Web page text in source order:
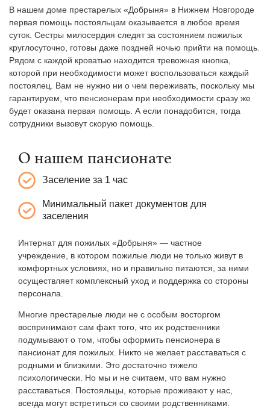
В нашем доме престарелых «Добрыня» в Нижнем Новгороде
первая помощь постояльцам оказывается в любое время
суток. Сестры милосердия следят за состоянием пожилых
круглосуточно, готовы даже поздней ночью прийти на помощь.
Рядом с каждой кроватью находится тревожная кнопка,
которой при необходимости может воспользоваться каждый
постоялец. Вам не нужно ни о чем переживать, поскольку мы
гарантируем, что пенсионерам при необходимости сразу же
будет оказана первая помощь. А если понадобится, тогда
сотрудники вызовут скорую помощь.
О нашем пансионате
Заселение за 1 час
Минимальный пакет документов для
заселения
Интернат для пожилых «Добрыня» — частное
учреждение, в котором пожилые люди не только живут в
комфортных условиях, но и правильно питаются, за ними
осуществляет комплексный уход и поддержка со стороны
персонала.
Многие престарелые люди не с особым восторгом
воспринимают сам факт того, что их родственники
подумывают о том, чтобы оформить пенсионера в
пансионат для пожилых. Никто не желает расставаться с
родными и близкими. Это достаточно тяжело
психологически. Но мы и не считаем, что вам нужно
расставаться. Постояльцы, которые проживают у нас,
всегда могут встретиться со своими родственниками.